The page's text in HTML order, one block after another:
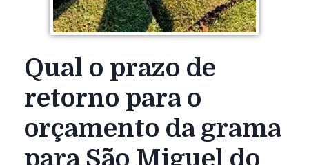
Qual o prazo de
retorno para o
orçamento da grama
para São Miguel do